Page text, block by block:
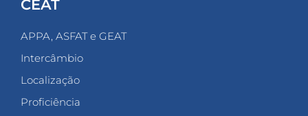
CEAT
APPA, ASFAT e GEAT
Intercâmbio
Localização
Proficiência